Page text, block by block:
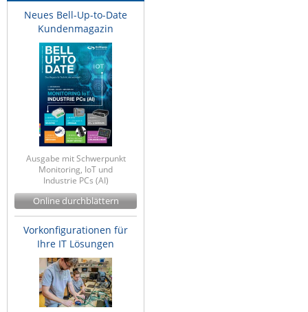
Yuasa
ZPE Systems
News zu unseren Herstellern
Neues Bell-Up-to-Date
Kundenmagazin
Ausgabe mit Schwerpunkt
Monitoring, IoT und
Industrie PCs (AI)
Online durchblättern
Vorkonfigurationen für
Ihre IT Lösungen